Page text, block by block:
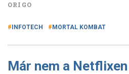
ORIGO
INFOTECH MORTAL KOMBAT
Már nem a